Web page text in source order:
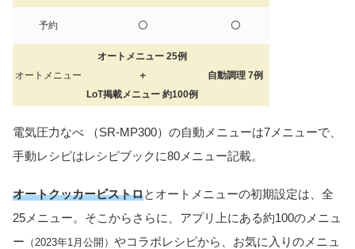
予約 〇 〇
オートメニュー
オートメニュー 25例
＋
LoT掲載メニュー 約100例
自動調理 7例
電気圧力なべ （SR-MP300）の自動メニューは7メニューで、
手動レシピはレシピブックに80メニュー記載。
オートクッカービストロとオートメニューの初期設定は、全
25メニュー。そこからさらに、アプリ上にある約100のメニュ
ー （2023年1月公開） やコラボレシピから、お気に入りのメニュ